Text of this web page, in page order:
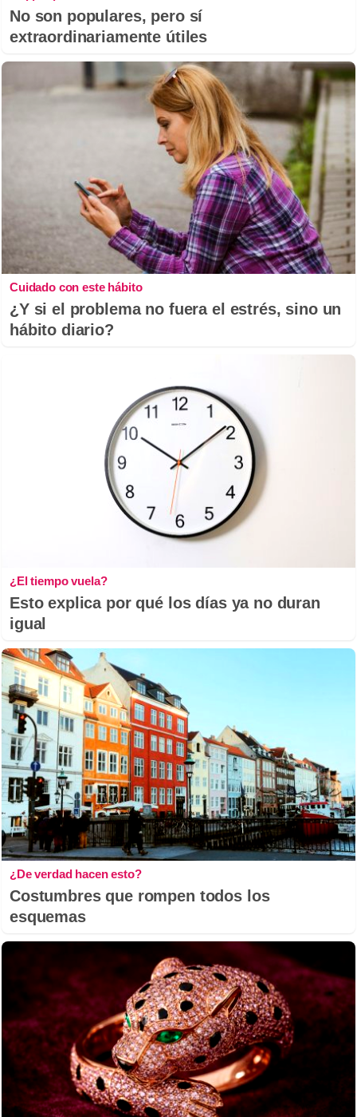
No son populares, pero sí
extraordinariamente útiles
Cuidado con este hábito
¿Y si el problema no fuera el estrés, sino un
hábito diario?
¿El tiempo vuela?
Esto explica por qué los días ya no duran
igual
¿De verdad hacen esto?
Costumbres que rompen todos los
esquemas